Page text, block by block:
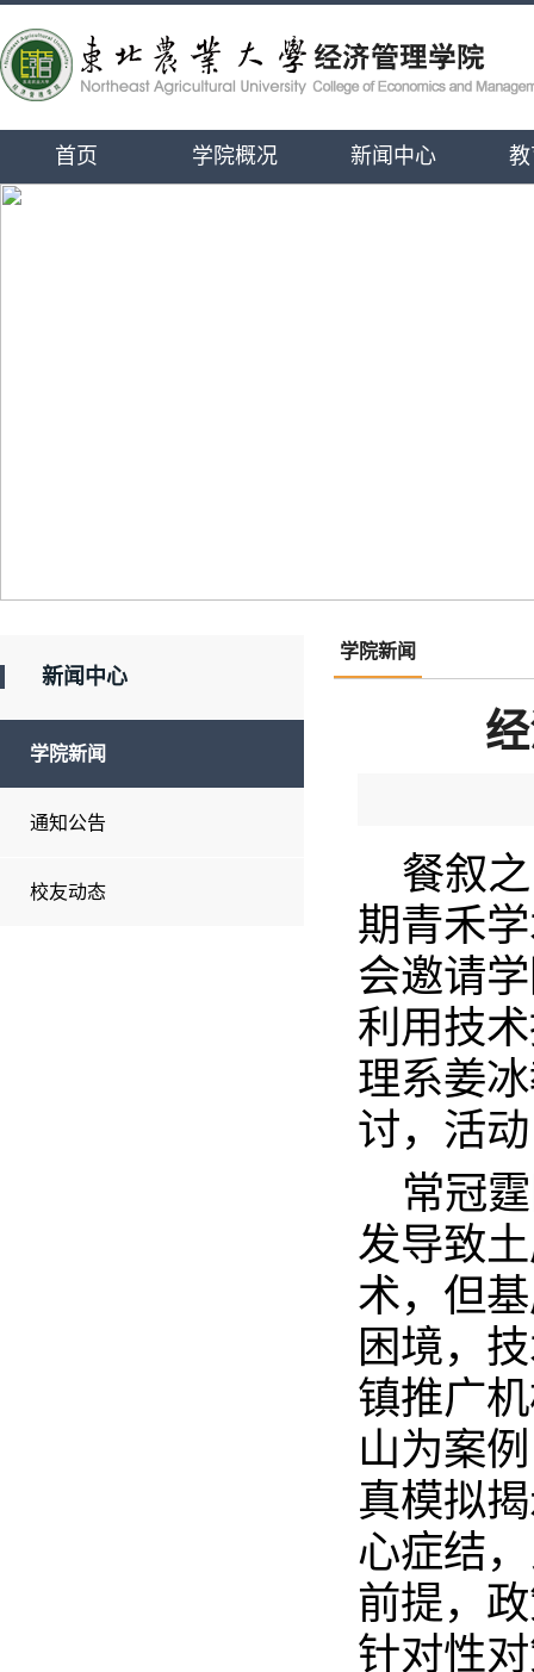
首页 学院概况 新闻中心
新闻中心
学院新闻
通知公告
校友动态
学院新闻
餐叙
期青禾
会邀请
利用技
理系姜
讨，活
常冠
发导致
术，但
困境，
镇推广
山为案
真模拟
心症结
前提，
针对性